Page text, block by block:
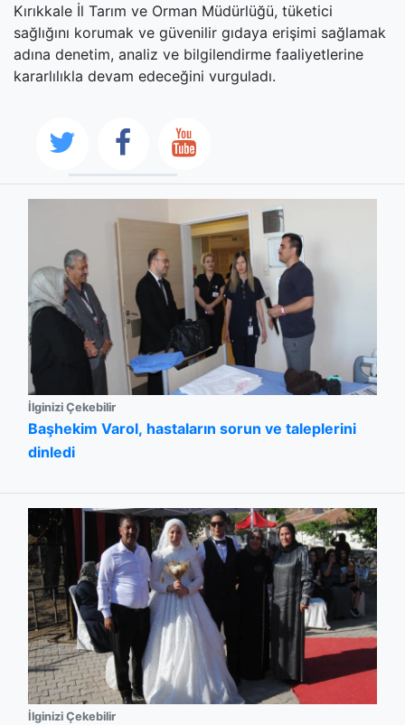
Kırıkkale İl Tarım ve Orman Müdürlüğü, tüketici
sağlığını korumak ve güvenilir gıdaya erişimi sağlamak
adına denetim, analiz ve bilgilendirme faaliyetlerine
kararlılıkla devam edeceğini vurguladı.
İlginizi Çekebilir
Başhekim Varol, hastaların sorun ve taleplerini
dinledi
İlginizi Çekebilir